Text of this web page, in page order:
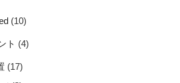
(10)
ト (4)
(17)